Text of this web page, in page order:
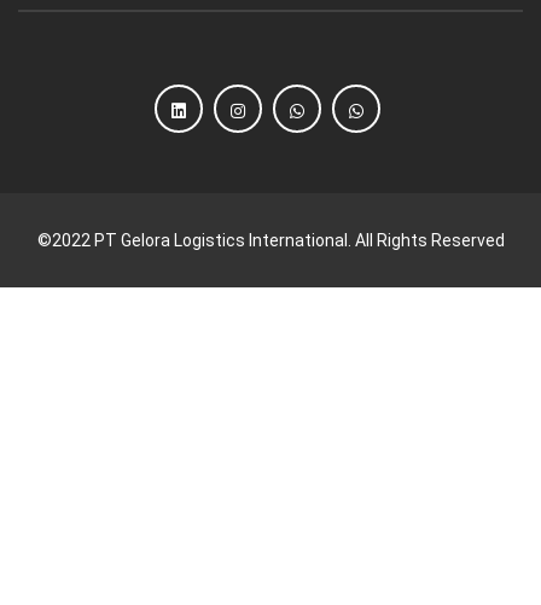
©2022 PT Gelora Logistics International. All Rights Reserved